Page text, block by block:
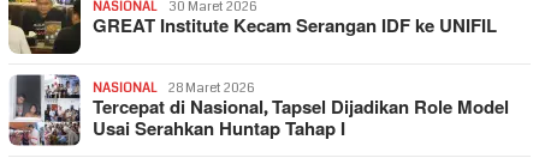
NASIONAL 30 Maret 2026
GREAT Institute Kecam Serangan IDF ke UNIFIL
NASIONAL 28 Maret 2026
Tercepat di Nasional, Tapsel Dijadikan Role Model
Usai Serahkan Huntap Tahap I